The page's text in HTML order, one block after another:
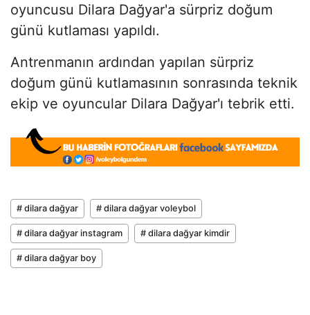
oyuncusu Dilara Dağyar'a sürpriz doğum
günü kutlaması yapıldı.
Antrenmanın ardından yapılan sürpriz
doğum günü kutlamasının sonrasında teknik
ekip ve oyuncular Dilara Dağyar'ı tebrik etti.
# dilara dağyar # dilara dağyar voleybol
# dilara dağyar instagram # dilara dağyar kimdir
# dilara dağyar boy